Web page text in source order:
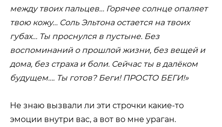
между твоих пальцев… Горячее солнце опаляет
твою кожу… Соль Эльтона остается на твоих
губах… Ты проснулся в пустыне. Без
воспоминаний о прошлой жизни, без вещей и
дома, без страха и боли. Сейчас ты в далёком
будущем…. Ты готов? Беги! ПРОСТО БЕГИ!»
Не знаю вызвали ли эти строчки какие-то
эмоции внутри вас, а вот во мне ураган.